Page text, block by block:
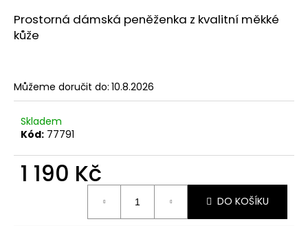
Prostorná dámská peněženka z kvalitní měkké
kůže
Můžeme doručit do: 10.8.2026
Skladem
Kód: 77791
1 190 Kč
DO KOŠÍKU
p
o
u
č
u